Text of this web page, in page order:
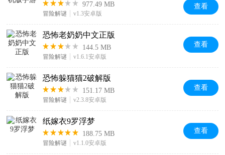
977.49 MB
冒险解谜 v1.3安卓版
查看
恐怖老奶奶中文正版
144.5 MB
冒险解谜 v1.6.1安卓版
查看
恐怖躲猫猫2破解版
151.17 MB
冒险解谜 v2.3.8安卓版
查看
纸嫁衣9罗浮梦
188.75 MB
冒险解谜 v1.1.0安卓版
查看